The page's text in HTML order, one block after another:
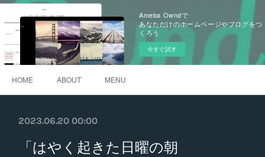
Ameba Owndで
あなただけのホームページやブログをつ
くろう
今すぐ試す
HOME ABOUT MENU
2023.06.20 00:00
「はやく起きた日曜の朝